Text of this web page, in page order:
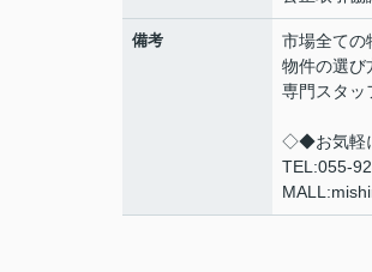
備考
市場全ての
物件の選び
専門スタッ
◇◆お気軽
TEL:055-